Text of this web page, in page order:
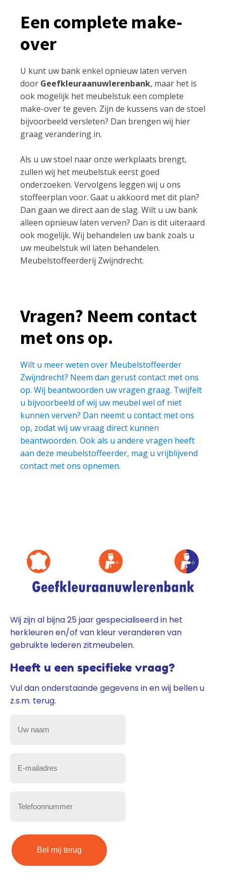
Een complete make-
over
U kunt uw bank enkel opnieuw laten verven
door Geefkleuraanuwlerenbank, maar het is
ook mogelijk het meubelstuk een complete
make-over te geven. Zijn de kussens van de stoel
bijvoorbeeld versleten? Dan brengen wij hier
graag verandering in.
Als u uw stoel naar onze werkplaats brengt,
zullen wij het meubelstuk eerst goed
onderzoeken. Vervolgens leggen wij u ons
stoffeerplan voor. Gaat u akkoord met dit plan?
Dan gaan we direct aan de slag. Wilt u uw bank
alleen opnieuw laten verven? Dan is dit uiteraard
ook mogelijk. Wij behandelen uw bank zoals u
uw meubelstuk wil laten behandelen.
Meubelstoffeerderij Zwijndrecht.
Vragen? Neem contact
met ons op.
Wilt u meer weten over Meubelstoffeerder
Zwijndrecht? Neem dan gerust contact met ons
op. Wij beantwoorden uw vragen graag. Twijfelt
u bijvoorbeeld of wij uw meubel wel of niet
kunnen verven? Dan neemt u contact met ons
op, zodat wij uw vraag direct kunnen
beantwoorden. Ook als u andere vragen heeft
aan deze meubelstoffeerder, mag u vrijblijvend
contact met ons opnemen.
Wij zijn al bijna 25 jaar gespecialiseerd in het
herkleuren en/of van kleur veranderen van
gebruikte lederen zitmeubelen.
Heeft u een specifieke vraag?
Vul dan onderstaande gegevens in en wij bellen u
z.s.m. terug.
Uw
Telefoonnummer